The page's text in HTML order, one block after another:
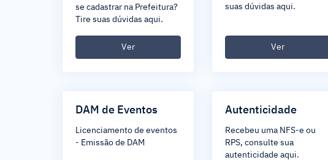
se cadastrar na Prefeitura?
Tire suas dúvidas aqui.
Ver
suas dúvidas aqui.
Ver
DAM de Eventos
Licenciamento de eventos
- Emissão de DAM
Autenticidade
Recebeu uma NFS-e ou
RPS, consulte sua
autenticidade aqui.